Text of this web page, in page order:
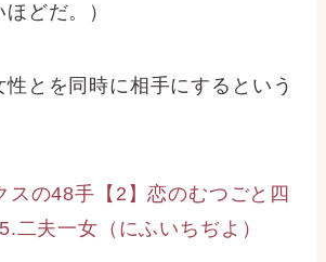
どだ。）
とを同時に相手にするという
スの48手【2】恋のむつごと四
二夫一女（にふいちぢよ）